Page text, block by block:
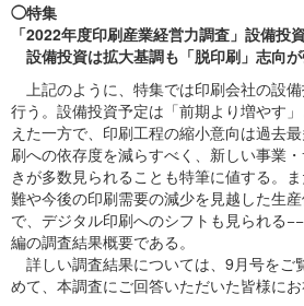
◯特集
「2022年度印刷産業経営力調査」設備投
設備投資は拡大基調も「脱印刷」志向
上記のように、特集では印刷会社の設
行う。設備投資予定は「前期より増やす
えた一方で、印刷工程の縮小意向は過去
刷への依存度を減らすべく、新しい事業
きが多数見られることも特筆に値する。
難や今後の印刷需要の減少を見越した生
で、デジタル印刷へのシフトも見られる
編の調査結果概要である。
詳しい調査結果については、9月号をご
めて、本調査にご回答いただいた皆様にお